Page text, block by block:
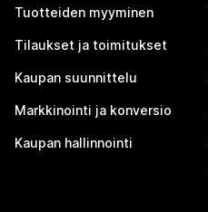
Tuotteiden myyminen
Tilaukset ja toimitukset
Kaupan suunnittelu
Markkinointi ja konversio
Kaupan hallinnointi